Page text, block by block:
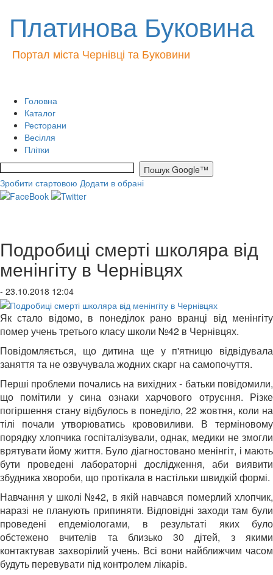
Платинова Буковина
Портал міста Чернівці та Буковини
Головна
Каталог
Ресторани
Весілля
Плітки
Зробити стартовою Додати в обрані
Подробиці смерті школяра від
менінгіту в Чернівцях
- 23.10.2018 12:04
Як стало відомо, в понеділок рано вранці від менінгіту
помер учень третього класу школи №42 в Чернівцях.
Повідомляється, що дитина ще у п'ятницю відвідувала
заняття та не озвучувала жодних скарг на самопочуття.
Перші проблеми почались на вихідних - батьки повідомили,
що помітили у сина ознаки харчового отруєння. Різке
погіршення стану відбулось в понеділо, 22 жовтня, коли на
тілі почали утворюватись крововиливи. В терміновому
порядку хлопчика госпіталізували, однак, медики не змогли
врятувати йому життя. Було діагностовано менінгіт, і мають
бути проведені лабораторні дослідження, аби виявити
збудника хвороби, що протікала в настільки швидкій формі.
Навчання у школі №42, в якій навчався померлий хлопчик,
наразі не планують припиняти. Відповідні заходи там були
проведені епдеміологами, в результаті яких було
обстежено вчителів та близько 30 дітей, з якими
контактував захворілий учень. Всі вони найближчим часом
будуть перевувати під контролем лікарів.